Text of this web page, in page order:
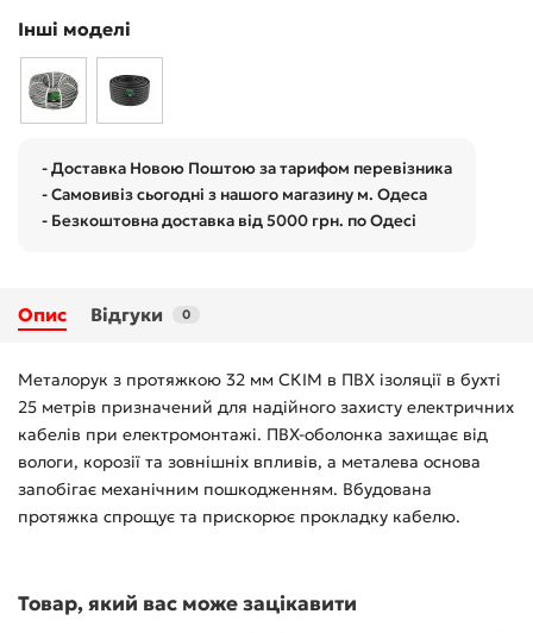
Інші моделі
- Доставка Новою Поштою за тарифом перевізника
- Самовивіз сьогодні з нашого магазину м. Одеса
- Безкоштовна доставка від 5000 грн. по Одесі
Опис Відгуки 0
Металорук з протяжкою 32 мм СКІМ в ПВХ ізоляції в бухті
25 метрів призначений для надійного захисту електричних
кабелів при електромонтажі. ПВХ-оболонка захищає від
вологи, корозії та зовнішніх впливів, а металева основа
запобігає механічним пошкодженням. Вбудована
протяжка спрощує та прискорює прокладку кабелю.
Товар, який вас може зацікавити